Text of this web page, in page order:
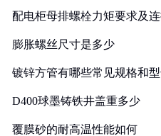
配电柜母排螺栓力矩要求及
膨胀螺丝尺寸是多少
镀锌方管有哪些常见规格和
D400球墨铸铁井盖重多少
覆膜砂的耐高温性能如何